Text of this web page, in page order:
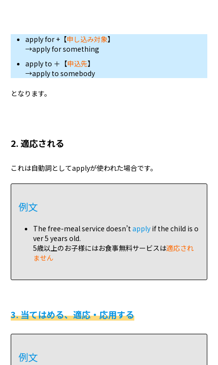
apply for +【申し込み対象】
→apply for something
apply to ＋【申込先】
→apply to somebody
となります。
2. 適応される
これは自動詞としてapplyが使われた場合です。
例文
The free-meal service doesn’tapply if the child is o
ver 5 years old.
5歳以上のお子様にはお食事無料サービスは適応され
ません
3. 当てはめる、適応・応用する
例文